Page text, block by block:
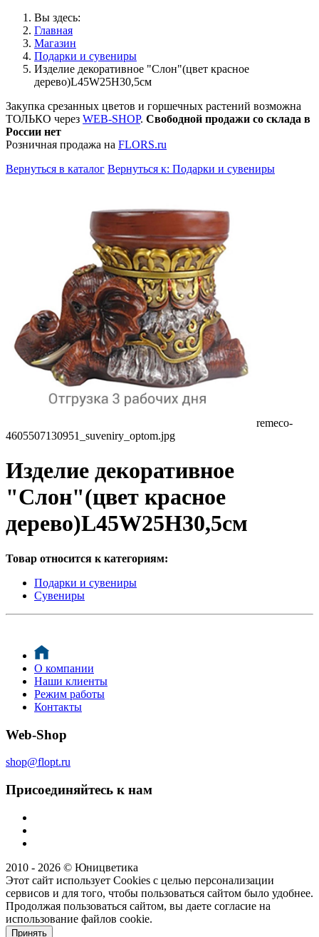
Вы здесь:
Главная
Магазин
Подарки и сувениры
Изделие декоративное "Слон"(цвет красное
дерево)L45W25H30,5см
Закупка срезанных цветов и горшечных растений возможна
ТОЛЬКО через WEB-SHOP. Свободной продажи со склада в
России нет
Розничная продажа на FLORS.ru
Вернуться в каталог Вернуться к: Подарки и сувениры
remeco-
4605507130951_suveniry_optom.jpg
Изделие декоративное
"Слон"(цвет красное
дерево)L45W25H30,5см
Товар относится к категориям:
Подарки и сувениры
Сувениры
О компании
Наши клиенты
Режим работы
Контакты
Web-Shop
shop@flopt.ru
Присоединяйтесь к нам
2010 - 2026 © Юницветика
Этот сайт использует Cookies с целью персонализации
сервисов и для того, чтобы пользоваться сайтом было удобнее.
Продолжая пользоваться сайтом, вы даете согласие на
использование файлов cookie.
Принять